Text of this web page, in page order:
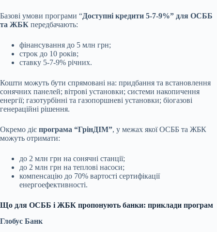
Базові умови програми “Доступні кредити 5-7-9%” для ОСББ
та ЖБК передбачають:
фінансування до 5 млн грн;
строк до 10 років;
ставку 5-7-9% річних.
Кошти можуть бути спрямовані на: придбання та встановлення
сонячних панелей; вітрові установки; системи накопичення
енергії; газотурбінні та газопоршневі установки; біогазові
генераційні рішення.
Окремо діє програма “ГрінДІМ”, у межах якої ОСББ та ЖБК
можуть отримати:
до 2 млн грн на сонячні станції;
до 2 млн грн на теплові насоси;
компенсацію до 70% вартості сертифікації
енергоефективності.
Що для ОСББ і ЖБК пропонують банки: приклади програм
Глобус Банк